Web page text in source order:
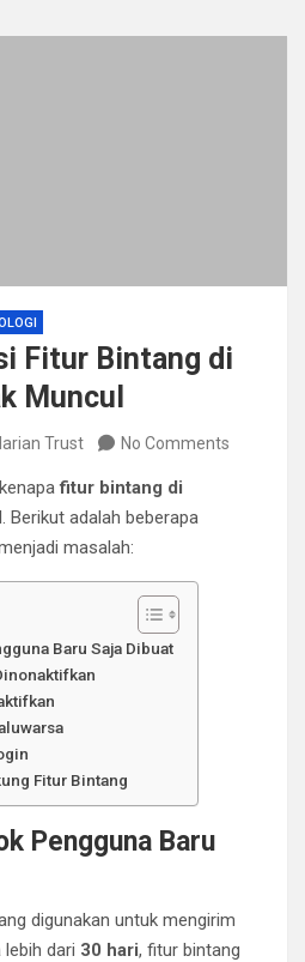
Fitur Bintang di
Muncul
Trust No Comments
fitur bintang di
. Berikut adalah beberapa
masalah:
Baru Saja Dibuat
Fitur Bintang
Pengguna Baru
digunakan untuk mengirim
dari 30 hari, fitur bintang